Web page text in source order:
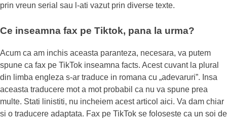
prin vreun serial sau l-ati vazut prin diverse texte.
Ce inseamna fax pe Tiktok, pana la urma?
Acum ca am inchis aceasta paranteza, necesara, va putem
spune ca fax pe TikTok inseamna facts. Acest cuvant la plural
din limba engleza s-ar traduce in romana cu „adevaruri”. Insa
aceasta traducere mot a mot probabil ca nu va spune prea
multe. Stati linistiti, nu incheiem acest articol aici. Va dam chiar
si o traducere adaptata. Fax pe TikTok se foloseste ca un soi de